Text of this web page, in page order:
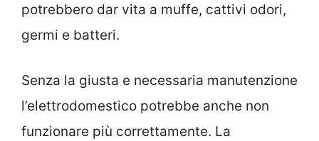
potrebbero dar vita a muffe, cattivi odori,
germi e batteri.
Senza la giusta e necessaria manutenzione
l’elettrodomestico potrebbe anche non
funzionare più correttamente. La